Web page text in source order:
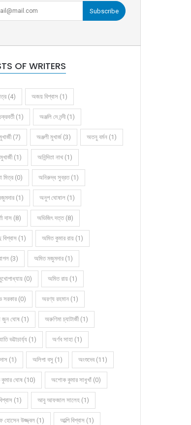
Subscribe
OF WRITERS
(4) অজয় বিশ্বাস (1)
(1) অঞ্জলি দে নন্দী (1)
(7) অঞ্জলী মুখার্জ (3) অতনু বর্মন (1)
(1) অনিন্দিতা নাথ (1)
মিত্র (0) অনিরুদ্ধ সুব্রত (1)
(1) অনুপ ঘোষাল (1)
দাস (8) অভিজিৎ দত্ত (8)
বিশ্বাস (1) অমিত কুমার রায় (1)
(3) অমিত মজুমদার (1)
(0) অমিত রায় (1)
সরকার (0) অরণ্য রহমান (1)
জুন ঘোষ (1) অরুণিমা চ্যাটার্জী (1)
ভট্টাচার্য্য (1) অর্ণব সাহা (1)
দাস (1) অলিপা বসু (1) অংশুদেব (11)
ঘোষ (10) অশোক কুমার সাধুখাঁ (0)
(1) আবু আফজাল সালেহ (1)
হোসেন উজ্জ্বল (1) আল্পি বিশ্বাস (1)